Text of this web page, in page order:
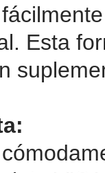
Esta